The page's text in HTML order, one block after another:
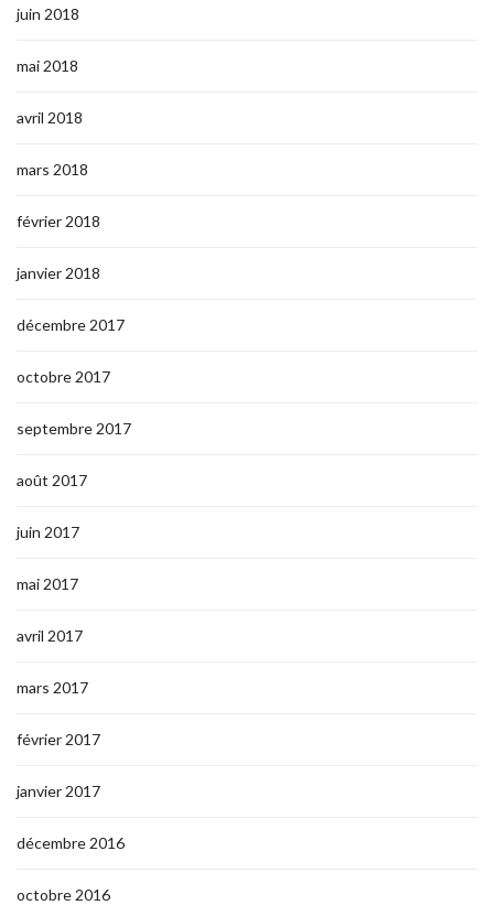
juin 2018
mai 2018
avril 2018
mars 2018
février 2018
janvier 2018
décembre 2017
octobre 2017
septembre 2017
août 2017
juin 2017
mai 2017
avril 2017
mars 2017
février 2017
janvier 2017
décembre 2016
octobre 2016